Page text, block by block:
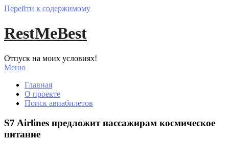
Перейти к содержимому
RestMeBest
Отпуск на моих условиях!
Меню
Главная
О проекте
Поиск авиабилетов
S7 Airlines предложит пассажирам космическое
питание